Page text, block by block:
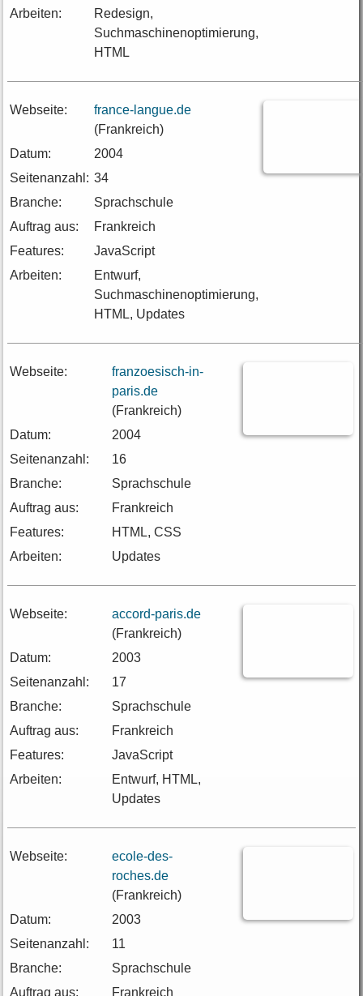
Arbeiten:
Redesign,
Suchmaschinenoptimierung,
HTML
Webseite:
france-langue.de
(Frankreich)
Datum:
2004
Seitenanzahl: 34
Branche:
Sprachschule
Auftrag aus:
Frankreich
Features:
JavaScript
Arbeiten:
Entwurf,
Suchmaschinenoptimierung,
HTML, Updates
Webseite:
franzoesisch-in-
paris.de
(Frankreich)
Datum:
2004
Seitenanzahl:
16
Branche:
Sprachschule
Auftrag aus:
Frankreich
Features:
HTML, CSS
Arbeiten:
Updates
Webseite:
accord-paris.de
(Frankreich)
Datum:
2003
Seitenanzahl:
17
Branche:
Sprachschule
Auftrag aus:
Frankreich
Features:
JavaScript
Arbeiten:
Entwurf, HTML,
Updates
Webseite:
ecole-des-
roches.de
(Frankreich)
Datum:
2003
Seitenanzahl:
11
Branche:
Sprachschule
Auftrag aus:
Frankreich